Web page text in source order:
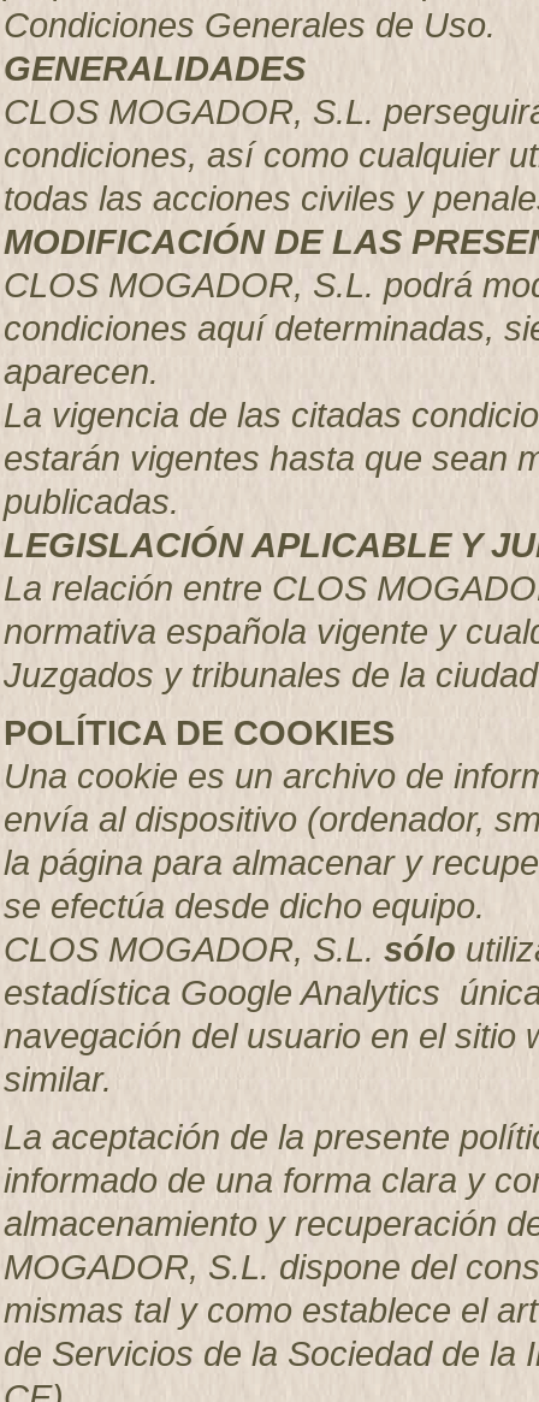
Condiciones Generales de Uso.
GENERALIDADES
CLOS MOGADOR, S.L.
condiciones, así como cualquier
todas las acciones civiles y
MODIFICACIÓN DE LAS
CLOS MOGADOR, S.L. podrá
condiciones aquí determinadas,
aparecen.
La vigencia de las citadas
estarán vigentes hasta que sean
publicadas.
LEGISLACIÓN APLICABLE Y
La relación entre CLOS
normativa española vigente y
Juzgados y tribunales de la
POLÍTICA DE COOKIES
Una cookie es un archivo de
envía al dispositivo (ordenador,
la página para almacenar y
se efectúa desde dicho equipo.
CLOS MOGADOR, S.L. sólo
estadística Google Analytics
navegación del usuario en el sitio
similar.
La aceptación de la presente
informado de una forma clara y
almacenamiento y recuperación
MOGADOR, S.L. dispone del
mismas tal y como establece el
de Servicios de la Sociedad de la